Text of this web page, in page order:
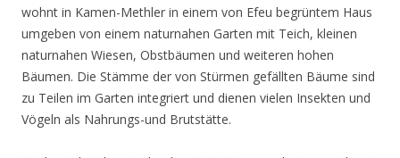
wohnt in Kamen-Methler in einem von Efeu begrüntem Haus
umgeben von einem naturnahen Garten mit Teich, kleinen
naturnahen Wiesen, Obstbäumen und weiteren hohen
Bäumen. Die Stämme der von Stürmen gefällten Bäume sind
zu Teilen im Garten integriert und dienen vielen Insekten und
Vögeln als Nahrungs-und Brutstätte.